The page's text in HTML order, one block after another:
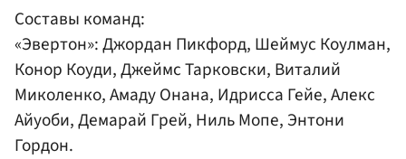
Составы команд:
«Эвертон»: Джордан Пикфорд, Шеймус Коулман,
Конор Коуди, Джеймс Тарковски, Виталий
Миколенко, Амаду Онана, Идрисса Гейе, Алекс
Айуоби, Демарай Грей, Ниль Мопе, Энтони
Гордон.